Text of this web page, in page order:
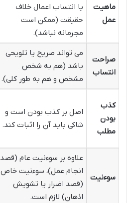
ماهیت
عمل
یا انتساب اعمال خلاف
حقیقت (ممکن است
مجرمانه نباشد).
صراحت
انتساب
می تواند صریح یا تلویحی
باشد (هم به شخص
مشخص و هم به طور کلی).
کذب
بودن
مطلب
اصل بر کذب بودن است و
شاکی باید آن را اثبات کند.
سوءنیت
علاوه بر سوءنیت عام (قصد
انجام عمل)، سوءنیت خاص
(قصد اضرار یا تشویش
اذهان) لازم است.